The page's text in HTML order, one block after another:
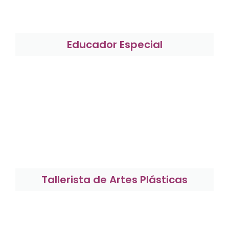
Educador Especial
Tallerista de Artes Plásticas